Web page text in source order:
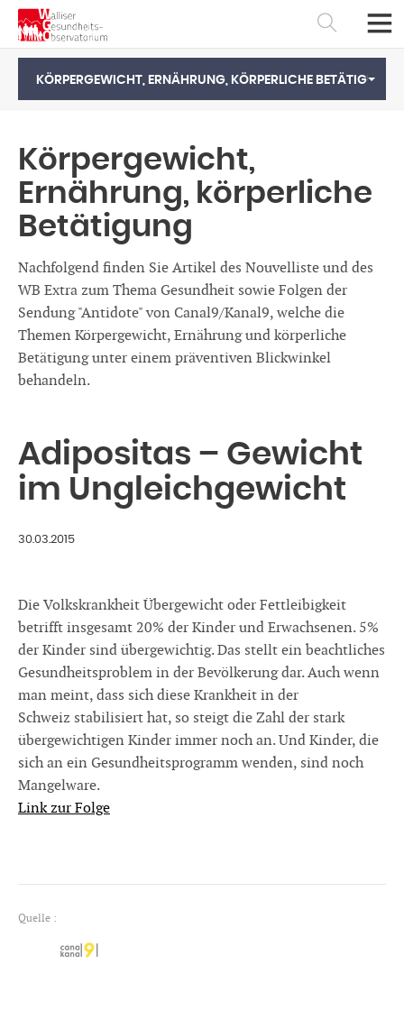
KÖRPERGEWICHT, ERNÄHRUNG, KÖRPERLICHE BETÄTIGUNG
Körpergewicht,
Ernährung, körperliche
Betätigung
Nachfolgend finden Sie Artikel des Nouvelliste und des
WB Extra zum Thema Gesundheit sowie Folgen der
Sendung "Antidote" von Canal9/Kanal9, welche die
Themen Körpergewicht, Ernährung und körperliche
Betätigung unter einem präventiven Blickwinkel
behandeln.
Adipositas – Gewicht
im Ungleichgewicht
30.03.2015
Die Volkskrankheit Übergewicht oder Fettleibigkeit
betrifft insgesamt 20% der Kinder und Erwachsenen. 5%
der Kinder sind übergewichtig. Das stellt ein beachtliches
Gesundheitsproblem in der Bevölkerung dar. Auch wenn
man meint, dass sich diese Krankheit in der
Schweiz stabilisiert hat, so steigt die Zahl der stark
übergewichtigen Kinder immer noch an. Und Kinder, die
sich an ein Gesundheitsprogramm wenden, sind noch
Mangelware.
Link zur Folge
Quelle :